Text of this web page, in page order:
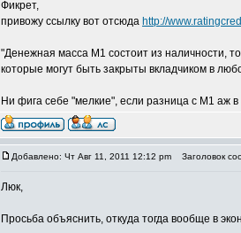
Фикрет,
привожу ссылку вот отсюда http://
"Денежная масса М1 состоит из наличности,
которые могут быть закрыты вкладчиком в
Ни фига себе "мелкие", если разница с М1 аж в
Добавлено: Чт Авг 11, 2011 12:12 pm Заголовок
Люк,
Просьба объяснить, откуда тогда вообще в